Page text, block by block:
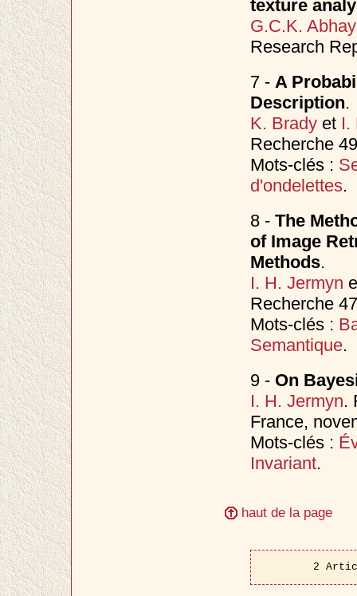
texture
G.C.K.
Research
7 - A
Description.
K. Bradyet I.
Recherche
Mots-clés :
d'ondelettes.
8 - The
of Image
Methods.
I. H. Jermyn
Recherche
Mots-clés :
Semantique.
9 - On
I. H. Jermyn.
France,
Mots-clés :
Invariant.
haut de la page
2